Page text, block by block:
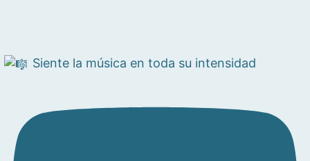
Siente la música en toda su intensidad